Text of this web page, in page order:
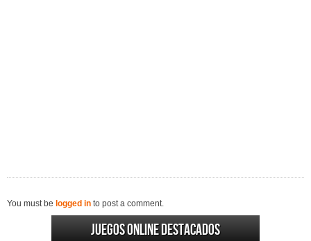
You must be logged in to post a comment.
Juegos online destacados